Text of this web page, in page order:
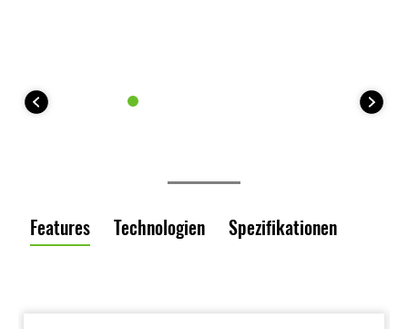
Features Technologien Spezifikationen